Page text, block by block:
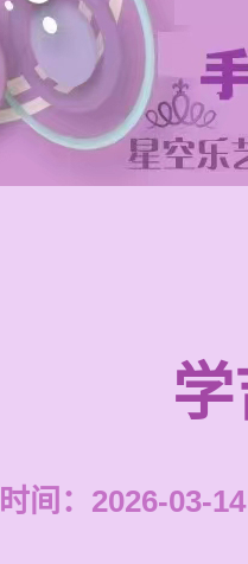
时间：2026-03-